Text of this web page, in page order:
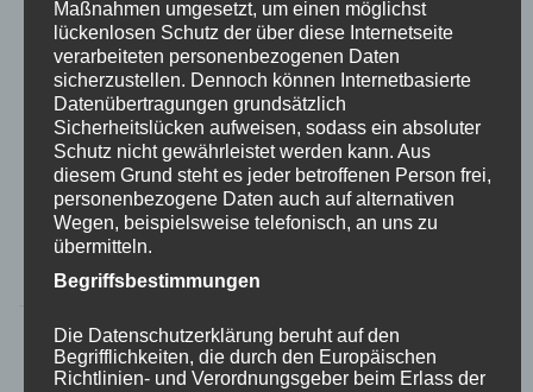
Kurfürstlichen Palais
Neun mal Paul Potts und ein Trierer Weltstar
Opernsänger Franz Grundheber singt mit Trierer
Nachwuchskünstlern im Kurfürstlichen Palais Artikel
„Trierischer Volksfreund“ vom 07.11.2016 von
Stefanie […]
Maßnahmen umgesetzt, um einen möglichst
lückenlosen Schutz der über diese Internetseite
verarbeiteten personenbezogenen Daten
sicherzustellen. Dennoch können Internetbasierte
Datenübertragungen grundsätzlich
Sicherheitslücken aufweisen, sodass ein absoluter
Schutz nicht gewährleistet werden kann. Aus
diesem Grund steht es jeder betroffenen Person frei,
personenbezogene Daten auch auf alternativen
Wegen, beispielsweise telefonisch, an uns zu
übermitteln.
Begriffsbestimmungen
Die Datenschutzerklärung beruht auf den
Begrifflichkeiten, die durch den Europäischen
Richtlinien- und Verordnungsgeber beim Erlass der